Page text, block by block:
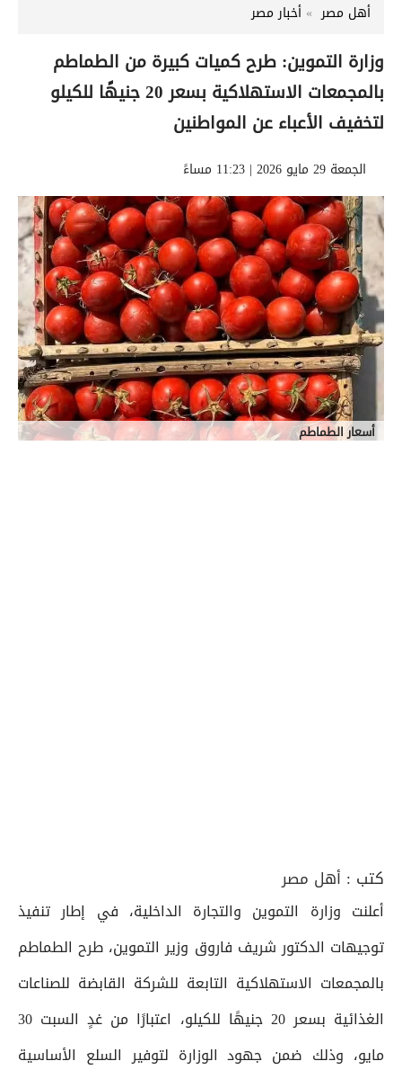
أهل مصر أخبار مصر
وزارة التموين: طرح كميات كبيرة من الطماطم
بالمجمعات الاستهلاكية بسعر 20 جنيهًا للكيلو
لتخفيف الأعباء عن المواطنين
الجمعة 29 مايو 2026 | 11:23 مساءً
أسعار الطماطم
كتب : أهل مصر
أعلنت وزارة التموين والتجارة الداخلية، في إطار تنفيذ
توجيهات الدكتور شريف فاروق وزير التموين، طرح الطماطم
بالمجمعات الاستهلاكية التابعة للشركة القابضة للصناعات
الغذائية بسعر 20 جنيهًا للكيلو، اعتبارًا من غدٍ السبت 30
مايو، وذلك ضمن جهود الوزارة لتوفير السلع الأساسية